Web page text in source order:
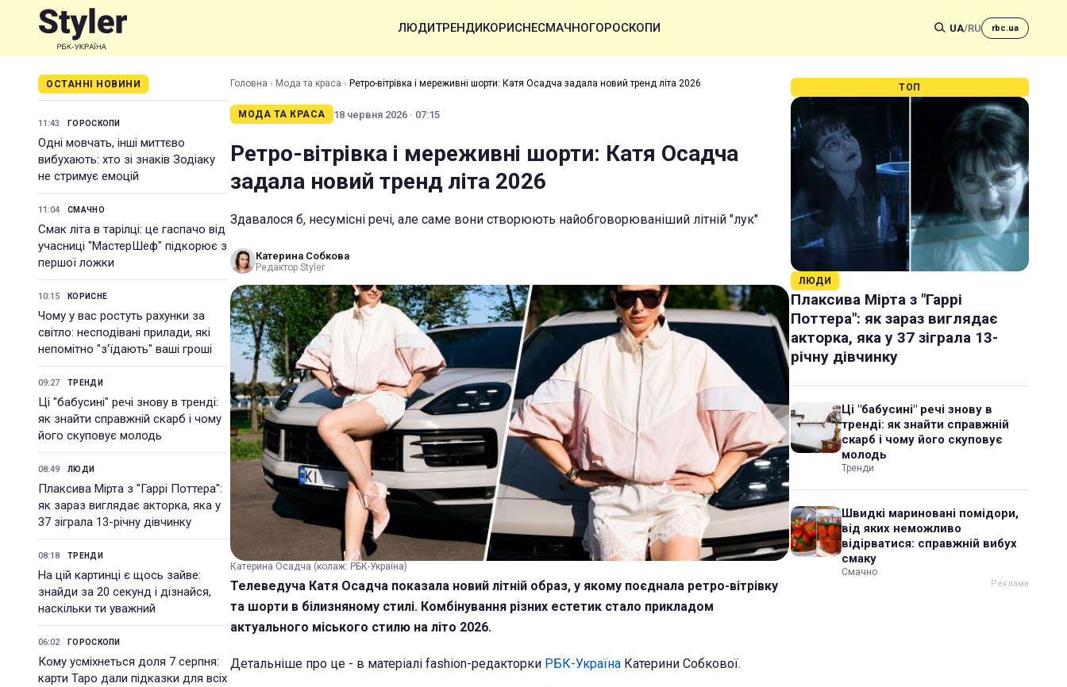
ЛЮДИТРЕНДИКОРИСНЕСМАЧНОГОРОСКОПИ UA/RU rbc.ua
ОСТАННІ НОВИНИ
11:43 ГОРОСКОПИ
Одні мовчать, інші миттєво
вибухають: хто зі знаків Зодіаку
не стримує емоцій
11:04 СМАЧНО
Смак літа в тарілці: це гаспачо від
учасниці "МастерШеф" підкорює з
першої ложки
10:15 КОРИСНЕ
Чому у вас ростуть рахунки за
світло: несподівані прилади, які
непомітно "з'їдають" ваші гроші
09:27 ТРЕНДИ
Ці "бабусині" речі знову в тренді:
як знайти справжній скарб і чому
його скуповує молодь
08:49 ЛЮДИ
Плаксива Мірта з "Гаррі Поттера":
як зараз виглядає акторка, яка у
37 зіграла 13-річну дівчинку
08:18 ТРЕНДИ
На цій картинці є щось зайве:
знайди за 20 секунд і дізнайся,
наскільки ти уважний
06:02 ГОРОСКОПИ
Кому усміхнеться доля 7 серпня:
карти Таро дали підказки для всіх
Головна › Мода та краса › Ретро-вітрівка і мереживні шорти: Катя Осадча задала новий тренд літа 2026
МОДА ТА КРАСА 18 червня 2026 · 07:15
Ретро-вітрівка і мереживні шорти: Катя Осадча
задала новий тренд літа 2026
Здавалося б, несумісні речі, але саме вони створюють найобговорюваніший літній "лук"
Катерина Собкова
Редактор Styler
Катерина Осадча (колаж: РБК-Україна)
Телеведуча Катя Осадча показала новий літній образ, у якому поєднала ретро-вітрівку
та шорти в білизняному стилі. Комбінування різних естетик стало прикладом
актуального міського стилю на літо 2026.
Детальніше про це - в матеріалі fashion-редакторки РБК-Україна Катерини Собкової.
ТОП
ЛЮДИ
Плаксива Мірта з "Гаррі
Поттера": як зараз виглядає
акторка, яка у 37 зіграла 13-
річну дівчинку
Ці "бабусині" речі знову в
тренді: як знайти справжній
скарб і чому його скуповує
молодь
Тренди
Швидкі мариновані помідори,
від яких неможливо
відірватися: справжній вибух
смаку
Смачно